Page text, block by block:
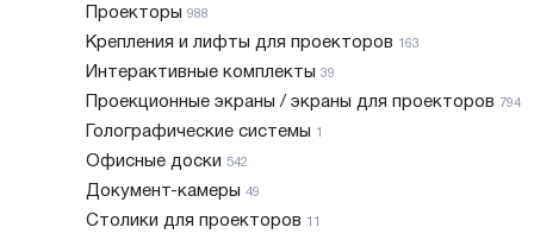
Проекторы 988
Крепления и лифты для проекторов 163
Интерактивные комплекты 39
Проекционные экраны / экраны для проекторов 794
Голографические системы 1
Офисные доски 542
Документ-камеры 49
Столики для проекторов 11